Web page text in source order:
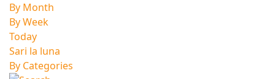
By Month
By Week
Today
Sari la luna
By Categories